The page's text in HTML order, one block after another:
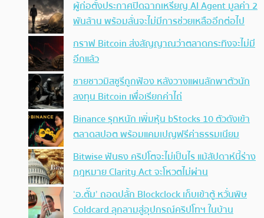
ผู้ก่อตั้งประกาศปิดฉากเหรียญ AI Agent มูลค่า 2
พันล้าน พร้อมลั่นจะไม่มีการช่วยเหลืออีกต่อไป
กราฟ Bitcoin ส่งสัญญาณว่าตลาดกระทิงจะไม่มี
อีกแล้ว
ชายชาวมิสซูรีถูกฟ้อง หลังวางแผนลักพาตัวนัก
ลงทุน Bitcoin เพื่อเรียกค่าไถ่
Binance รุกหนัก เพิ่มหุ้น bStocks 10 ตัวดังเข้า
ตลาดสปอต พร้อมแคมเปญฟรีค่าธรรมเนียม
Bitwise ฟันธง คริปโตจะไม่เป็นไร แม้สัปดาห์นี้ร่าง
กฎหมาย Clarity Act จะโหวตไม่ผ่าน
‘อ.ตั๊ม’ ถอดปลั้ก Blockclock เก็บเข้าตู้ หวั่นพิษ
Coldcard ลุกลามสู่อุปกรณ์คริปโทฯ ในบ้าน